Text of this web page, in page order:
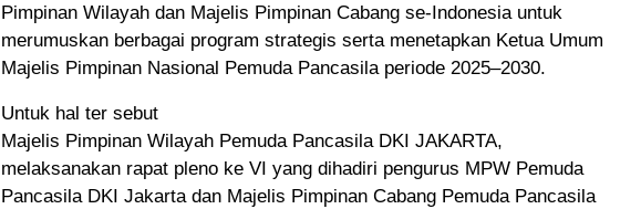
Pimpinan Wilayah dan Majelis Pimpinan Cabang se-Indonesia untuk
merumuskan berbagai program strategis serta menetapkan Ketua Umum
Majelis Pimpinan Nasional Pemuda Pancasila periode 2025–2030.
Untuk hal ter sebut
Majelis Pimpinan Wilayah Pemuda Pancasila DKI JAKARTA,
melaksanakan rapat pleno ke VI yang dihadiri pengurus MPW Pemuda
Pancasila DKI Jakarta dan Majelis Pimpinan Cabang Pemuda Pancasila